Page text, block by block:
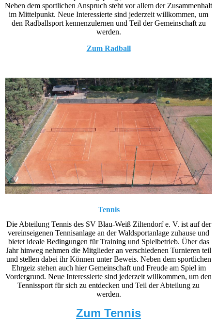
Neben dem sportlichen Anspruch steht vor allem der Zusammenhalt
im Mittelpunkt. Neue Interessierte sind jederzeit willkommen, um
den Radballsport kennenzulernen und Teil der Gemeinschaft zu
werden.
Zum Radball
Tennis
Die Abteilung Tennis des SV Blau-Weiß Ziltendorf e. V. ist auf der
vereinseigenen Tennisanlage an der Waldsportanlage zuhause und
bietet ideale Bedingungen für Training und Spielbetrieb. Über das
Jahr hinweg nehmen die Mitglieder an verschiedenen Turnieren teil
und stellen dabei ihr Können unter Beweis. Neben dem sportlichen
Ehrgeiz stehen auch hier Gemeinschaft und Freude am Spiel im
Vordergrund. Neue Interessierte sind jederzeit willkommen, um den
Tennissport für sich zu entdecken und Teil der Abteilung zu
werden.
Zum Tennis